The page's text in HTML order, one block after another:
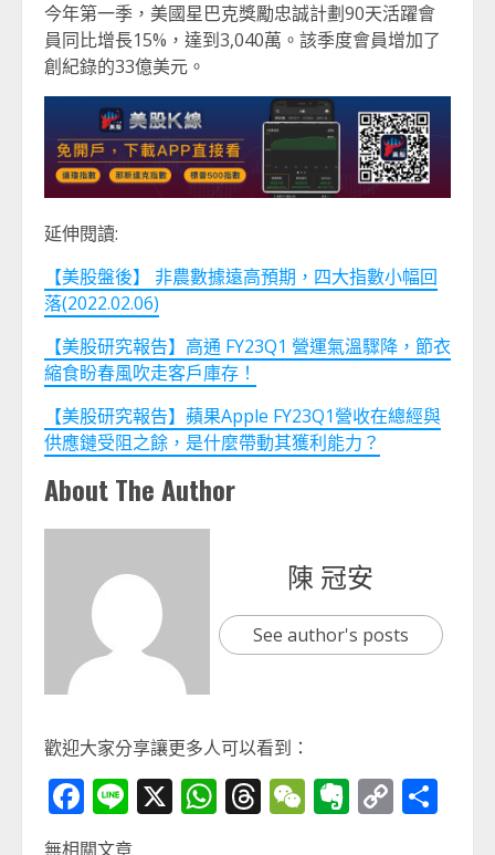
今年第一季，美國星巴克獎勵忠誠計劃90天活躍會
員同比增長15%，達到3,040萬。該季度會員增加了
創紀錄的33億美元。
延伸閱讀:
【美股盤後】 非農數據遠高預期，四大指數小幅回
落(2022.02.06)
【美股研究報告】高通 FY23Q1 營運氣溫驟降，節衣
縮食盼春風吹走客戶庫存！
【美股研究報告】蘋果Apple FY23Q1營收在總經與
供應鏈受阻之餘，是什麼帶動其獲利能力？
About The Author
陳 冠安
See author's posts
歡迎大家分享讓更多人可以看到：
Facebook
Line
X WhatsApp
Threads
WeChat
Evernote
Copy
無相關文章